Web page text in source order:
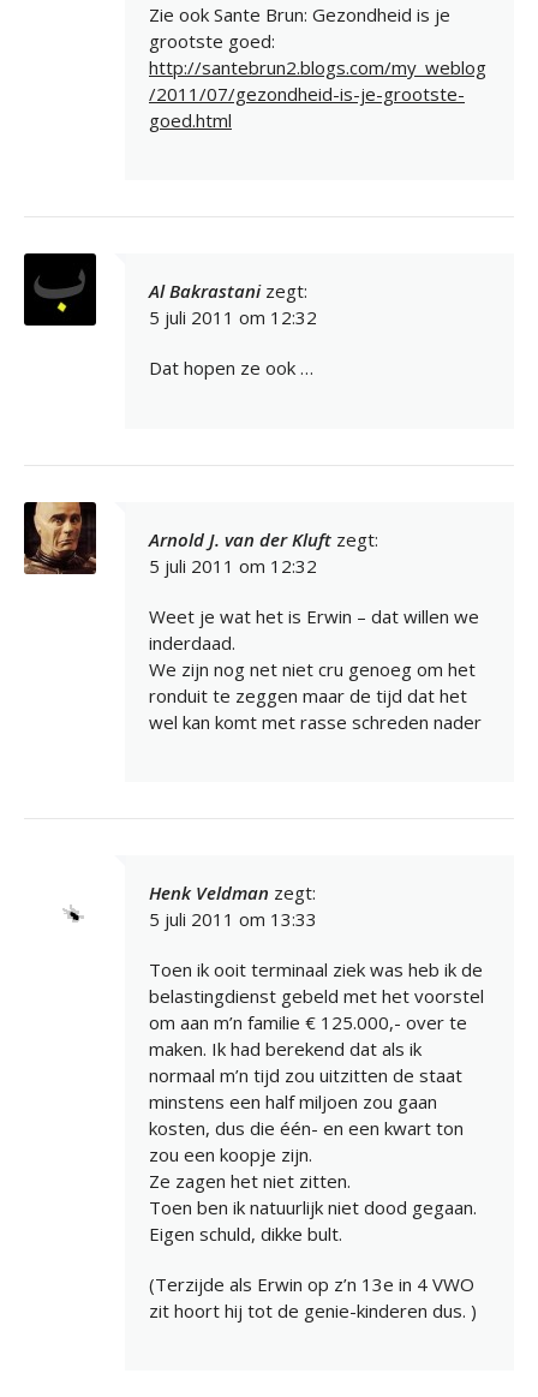
Zie ook Sante Brun: Gezondheid is je
grootste goed:
http://santebrun2.blogs.com/my_weblog
/2011/07/gezondheid-is-je-grootste-
goed.html
Al Bakrastani zegt:
5 juli 2011 om 12:32
Dat hopen ze ook …
Arnold J. van der Kluft zegt:
5 juli 2011 om 12:32
Weet je wat het is Erwin – dat willen we
inderdaad.
We zijn nog net niet cru genoeg om het
ronduit te zeggen maar de tijd dat het
wel kan komt met rasse schreden nader
Henk Veldman zegt:
5 juli 2011 om 13:33
Toen ik ooit terminaal ziek was heb ik de
belastingdienst gebeld met het voorstel
om aan m’n familie € 125.000,- over te
maken. Ik had berekend dat als ik
normaal m’n tijd zou uitzitten de staat
minstens een half miljoen zou gaan
kosten, dus die één- en een kwart ton
zou een koopje zijn.
Ze zagen het niet zitten.
Toen ben ik natuurlijk niet dood gegaan.
Eigen schuld, dikke bult.
(Terzijde als Erwin op z’n 13e in 4 VWO
zit hoort hij tot de genie-kinderen dus. )